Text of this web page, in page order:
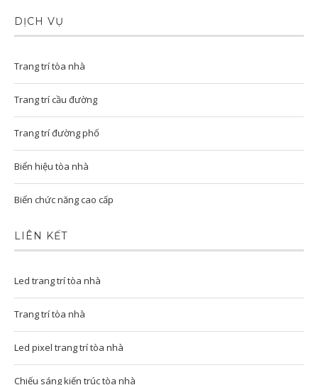
DỊCH VỤ
Trang trí tòa nhà
Trang trí cầu đường
Trang trí đường phố
Biển hiệu tòa nhà
Biển chức năng cao cấp
LIÊN KẾT
Led trang trí tòa nhà
Trang trí tòa nhà
Led pixel trang trí tòa nhà
Chiếu sáng kiến trúc tòa nhà